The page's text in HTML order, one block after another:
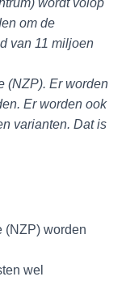
wordt volop
om de
van 11 miljoen
(NZP). Er worden
Er worden ook
varianten. Dat is
(NZP) worden
wel